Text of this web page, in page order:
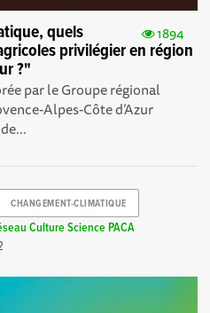
1894
quels
privilégier en région
?"
par le Groupe régional
Alpes-Côte d’Azur
CHANGEMENT-CLIMATIQUE
Culture Science PACA